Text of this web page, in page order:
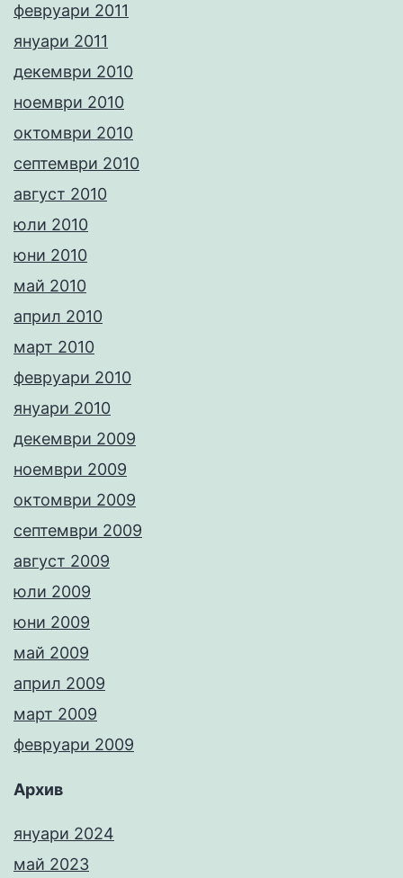
февруари 2011
януари 2011
декември 2010
ноември 2010
октомври 2010
септември 2010
август 2010
юли 2010
юни 2010
май 2010
април 2010
март 2010
февруари 2010
януари 2010
декември 2009
ноември 2009
октомври 2009
септември 2009
август 2009
юли 2009
юни 2009
май 2009
април 2009
март 2009
февруари 2009
Архив
януари 2024
май 2023